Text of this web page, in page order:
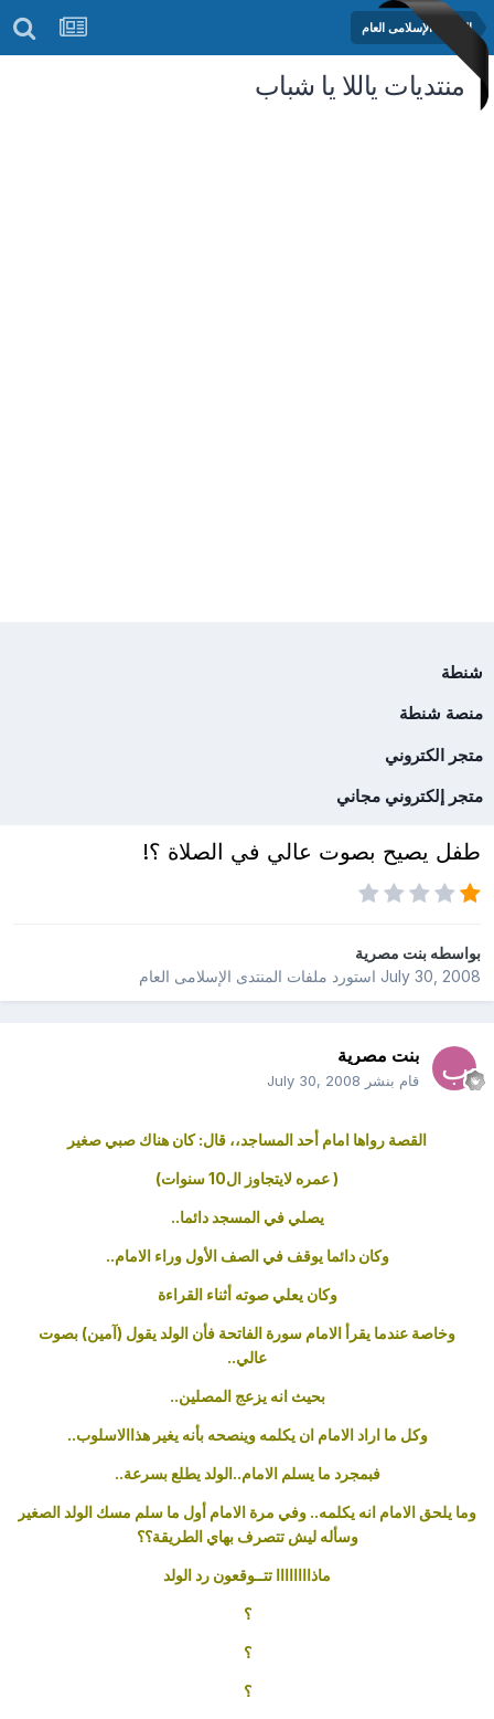
المنتدى الإسلامى العام
منتديات ياللا يا شباب
شنطة
منصة شنطة
متجر الكتروني
متجر إلكتروني مجاني
طفل يصيح بصوت عالي في الصلاة ؟!
بواسطهبنت مصرية
July 30, 2008استورد ملفات المنتدى الإسلامى العام
بنت مصرية
قام بنشر July 30, 2008
القصة رواها امام أحد المساجد،، قال: كان هناك صبي صغير
( عمره لايتجاوز ال10 سنوات)
يصلي في المسجد دائما..
وكان دائما يوقف في الصف الأول وراء الامام..
وكان يعلي صوته أثناء القراءة
وخاصة عندما يقرأ الامام سورة الفاتحة فأن الولد يقول (آمين) بصوت
عالي..
بحيث انه يزعج المصلين..
وكل ما اراد الامام ان يكلمه وينصحه بأنه يغير هذاالاسلوب..
فبمجرد ما يسلم الامام..الولد يطلع بسرعة..
وما يلحق الامام انه يكلمه.. وفي مرة الامام أول ما سلم مسك الولد الصغير
وسأله ليش تتصرف بهاي الطريقة؟؟
ماذااااااااتتــوقعون رد الولد
؟
؟
؟